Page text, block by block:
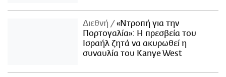
Διεθνή
«Ντροπή για την
Πορτογαλία»: Η πρεσβεία του
Ισραήλ ζητά να ακυρωθεί η
συναυλία του Kanye West